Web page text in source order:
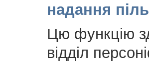
надання
Цю функцію
відділ